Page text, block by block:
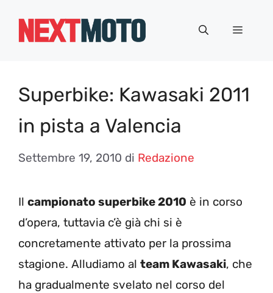
Menu
Superbike: Kawasaki 2011
in pista a Valencia
Settembre 19, 2010 di Redazione
Il campionato superbike 2010 è in corso
d’opera, tuttavia c’è già chi si è
concretamente attivato per la prossima
stagione. Alludiamo al team Kawasaki, che
ha gradualmente svelato nel corso del